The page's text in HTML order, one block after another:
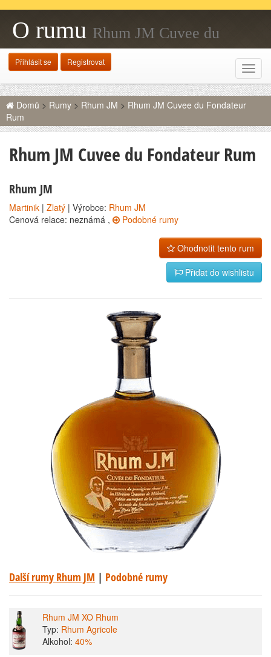
O rumu Rhum JM Cuvee du
Fondateur Rum
Přihlásit se Registrovat
Domů > Rumy > Rhum JM > Rhum JM Cuvee du Fondateur
Rum
Rhum JM Cuvee du Fondateur Rum
Rhum JM
Martinik | Zlatý | Výrobce: Rhum JM
Cenová relace: neznámá ,
Podobné rumy
Ohodnotit tento rum
Přidat do wishlistu
Další rumy Rhum JM | Podobné rumy
Rhum JM XO Rhum
Typ: Rhum Agricole
Alkohol: 40%